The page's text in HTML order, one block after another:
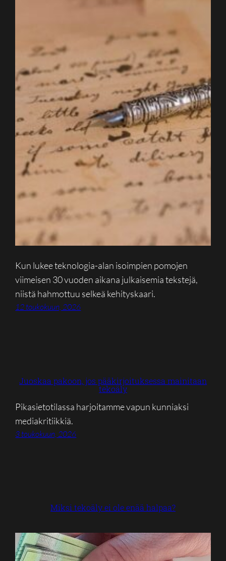
Kun lukee teknologia-alan isoimpien pomojen
viimeisen 30 vuoden aikana julkaisemia tekstejä,
niistä hahmottuu selkeä kehityskaari.
12 toukokuun, 2026
Juoskaa pakoon, jos pääkirjoituksessa mainitaan
tekoäly
Pikasietotilassa harjoitamme vapun kunniaksi
mediakritiikkiä.
3 toukokuun, 2026
Miksi tekoäly ei ole enää halpaa?